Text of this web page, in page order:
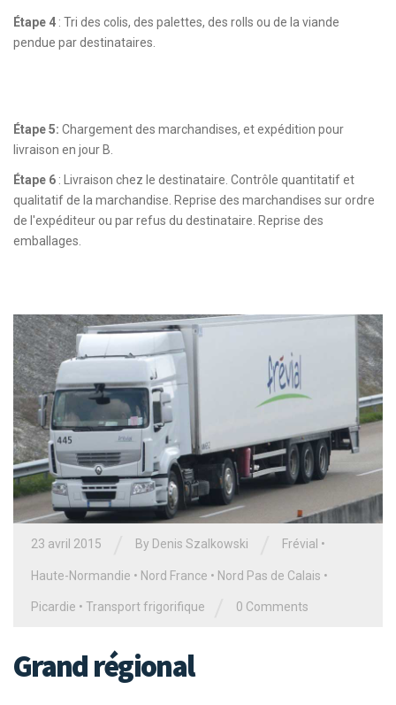
Étape 4 : Tri des colis, des palettes, des rolls ou de la viande
pendue par destinataires.
Étape 5: Chargement des marchandises, et expédition pour
livraison en jour B.
Étape 6 : Livraison chez le destinataire. Contrôle quantitatif et
qualitatif de la marchandise. Reprise des marchandises sur ordre
de l'expéditeur ou par refus du destinataire. Reprise des
emballages.
23 avril 2015 By Denis Szalkowski Frévial •
Haute-Normandie • Nord France • Nord Pas de Calais •
Picardie • Transport frigorifique 0 Comments
Grand régional